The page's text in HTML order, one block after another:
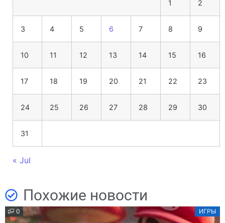
1 2
3 4 5 6 7 8 9
10 11 12 13 14 15 16
17 18 19 20 21 22 23
24 25 26 27 28 29 30
31
« Jul
Похожие новости
0 ИГРЫ